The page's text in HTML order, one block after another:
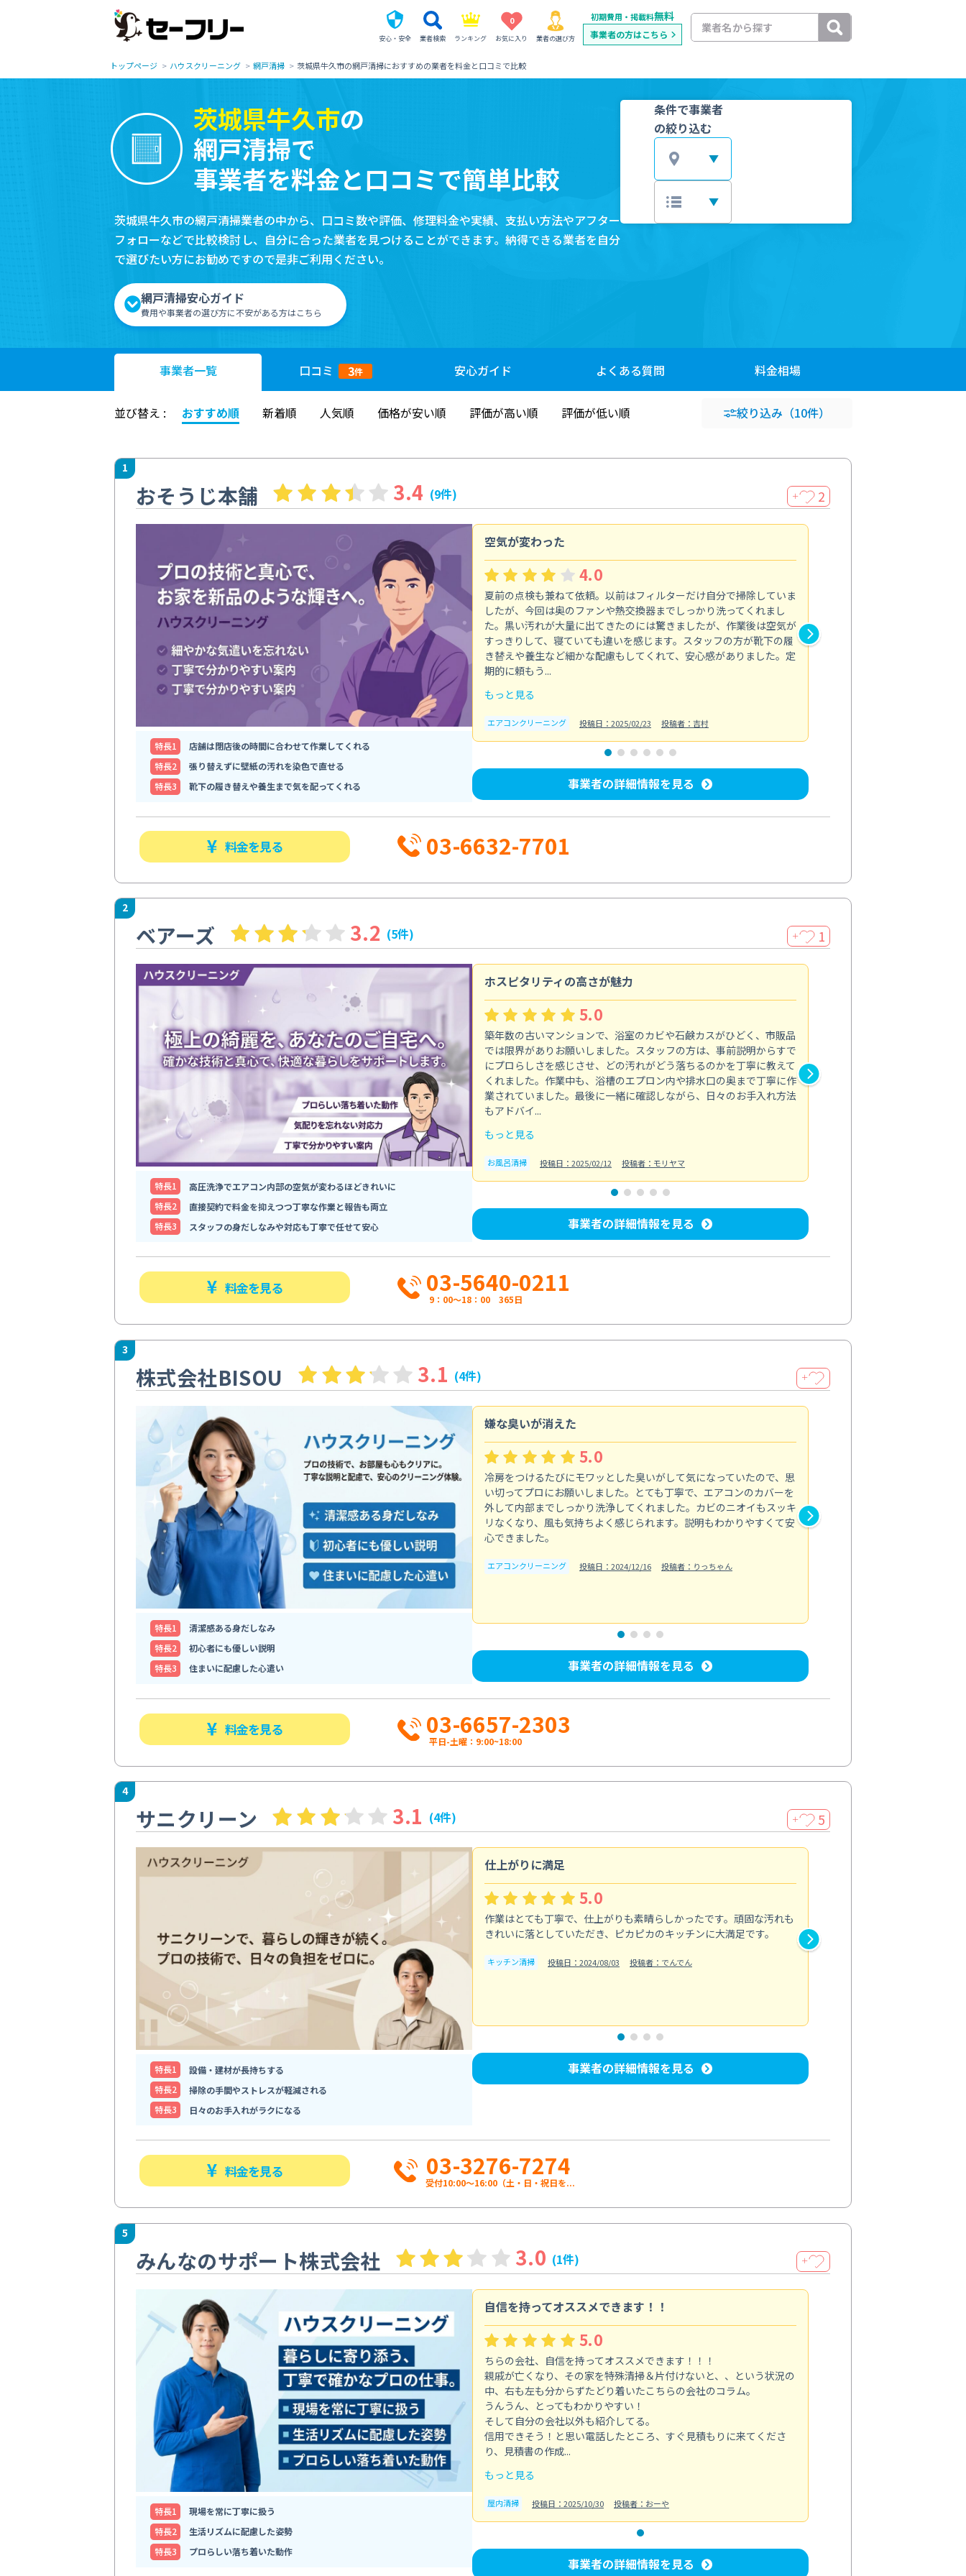
安心・安全 業者検索 ランキング
0
お気に入り 業者の選び方
初期費用・掲載料無料
事業者の方はこちら
トップページ ハウスクリーニング 網戸清掃 茨城県牛久市の網戸清掃におすすめの業者を料金と口コミで比較
茨城県牛久市の
網戸清掃で
事業者を料金と口コミで簡単比較
茨城県牛久市の網戸清掃業者の中から、口コミ数や評価、修理料金や実績、支払い方法やアフター
フォローなどで比較検討し、自分に合った業者を見つけることができます。納得できる業者を自分
で選びたい方にお勧めですので是非ご利用ください。
網戸清掃安心ガイド
費用や事業者の選び方に不安がある方はこちら
条件で事業者
の絞り込む
事業者一覧 口コミ 3件 安心ガイド よくある質問 料金相場
並び替え : おすすめ順 新着順 人気順 価格が安い順 評価が高い順 評価が低い順 絞り込み （10件）
1
おそうじ本舗 3.4 (9件) ＋ 2
特⻑1
店舗は閉店後の時間に合わせて作業してくれる
特⻑2
張り替えずに壁紙の汚れを染色で直せる
特⻑3
靴下の履き替えや養生まで気を配ってくれる
空気が変わった
4.0
夏前の点検も兼ねて依頼。以前はフィルターだけ自分で掃除していま
したが、今回は奥のファンや熱交換器までしっかり洗ってくれまし
た。黒い汚れが大量に出てきたのには驚きましたが、作業後は空気が
すっきりして、寝ていても違いを感じます。スタッフの方が靴下の履
き替えや養生など細かな配慮もしてくれて、安心感がありました。定
期的に頼もう...
もっと見る
エアコンクリーニング 投稿日：2025/02/23 投稿者：吉村
事業者の詳細情報を見る
料金を見る 03-6632-7701
2
ベアーズ 3.2 (5件) ＋ 1
特⻑1
高圧洗浄でエアコン内部の空気が変わるほどきれいに
特⻑2
直接契約で料金を抑えつつ丁寧な作業と報告も両立
特⻑3
スタッフの身だしなみや対応も丁寧で任せて安心
ホスピタリティの高さが魅力
5.0
築年数の古いマンションで、浴室のカビや石鹸カスがひどく、市販品
では限界がありお願いしました。スタッフの方は、事前説明からすで
にプロらしさを感じさせ、どの汚れがどう落ちるのかを丁寧に教えて
くれました。作業中も、浴槽のエプロン内や排水口の奥まで丁寧に作
業されていました。最後に一緒に確認しながら、日々のお手入れ方法
もアドバイ...
もっと見る
お風呂清掃 投稿日：2025/02/12 投稿者：モリヤマ
事業者の詳細情報を見る
料金を見る 03-5640-0211
9：00～18：00 365日
3
株式会社BISOU 3.1 (4件) ＋
特⻑1
清潔感ある身だしなみ
特⻑2
初心者にも優しい説明
特⻑3
住まいに配慮した心遣い
嫌な臭いが消えた
5.0
冷房をつけるたびにモワッとした臭いがして気になっていたので、思
い切ってプロにお願いしました。とても丁寧で、エアコンのカバーを
外して内部までしっかり洗浄してくれました。カビのニオイもスッキ
リなくなり、風も気持ちよく感じられます。説明もわかりやすくて安
心できました。
エアコンクリーニング 投稿日：2024/12/16 投稿者：りっちゃん
事業者の詳細情報を見る
料金を見る 03-6657-2303
平日-土曜：9:00~18:00
4
サニクリーン 3.1 (4件) ＋ 5
特⻑1
設備・建材が長持ちする
特⻑2
掃除の手間やストレスが軽減される
特⻑3
日々のお手入れがラクになる
仕上がりに満足
5.0
作業はとても丁寧で、仕上がりも素晴らしかったです。頑固な汚れも
きれいに落としていただき、ピカピカのキッチンに大満足です。
キッチン清掃 投稿日：2024/08/03 投稿者：でんでん
事業者の詳細情報を見る
料金を見る 03-3276-7274
受付10:00〜16:00（土・日・祝日を...
5
みんなのサポート株式会社 3.0 (1件) ＋
特⻑1
現場を常に丁寧に扱う
特⻑2
生活リズムに配慮した姿勢
特⻑3
プロらしい落ち着いた動作
自信を持ってオススメできます！！
5.0
ちらの会社、自信を持ってオススメできます！！！
親戚が亡くなり、その家を特殊清掃＆片付けないと、、という状況の
中、右も左も分からずたどり着いたこちらの会社のコラム。
うんうん、とってもわかりやすい！
そして自分の会社以外も紹介してる。
信用できそう！と思い電話したところ、すぐ見積もりに来てくださ
り、見積書の作成...
もっと見る
屋内清掃 投稿日：2025/10/30 投稿者：おーや
事業者の詳細情報を見る